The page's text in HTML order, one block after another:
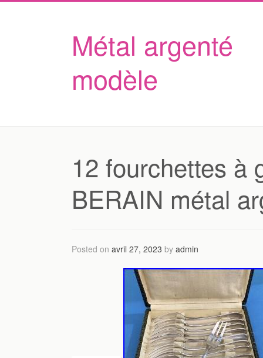
Métal argenté
modèle
12 fourchettes à
BERAIN métal
Posted on avril 27, 2023 by admin